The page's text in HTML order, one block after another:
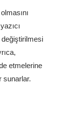
değiştirilmesi
etmelerine
sunarlar.